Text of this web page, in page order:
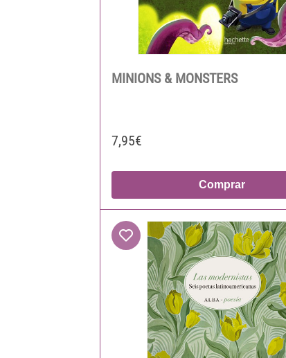
MINIONS & MONSTERS
7,95€
Comprar